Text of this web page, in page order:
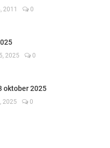
2011
0
2025
0
oktober 2025
2025
0